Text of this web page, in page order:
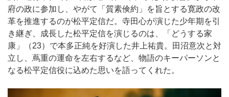
府の政に参加し、やがて「質素倹約」を旨とする寛政の改
革を推進するのが松平定信だ。寺田心が演じた少年期を引
き継ぎ、成長した松平定信を演じるのは、「どうする家
康」（23）で本多正純を好演した井上祐貴。田沼意次と対
立し、蔦重の運命を左右するなど、物語のキーパーソンと
なる松平定信役に込めた思いを語ってくれた。